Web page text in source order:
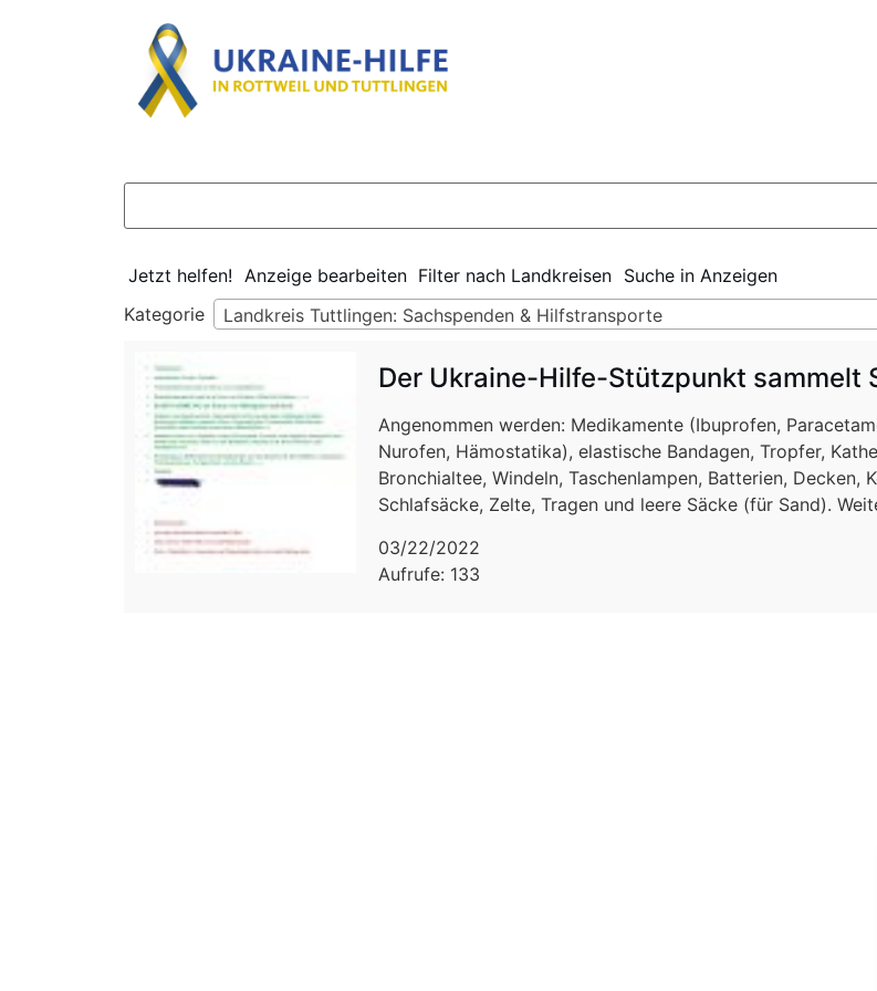
Jetzt helfen! Anzeige bearbeiten Filter nach Landkreisen Suche in Anzeigen
Kategorie
Landkreis Tuttlingen: Sachspenden & Hilfstransporte
Der Ukraine-Hilfe-Stützpunkt sammelt
Angenommen werden: Medikamente (Ibuprofen,
Nurofen, Hämostatika), elastische Bandagen, Tropfer,
Bronchialtee, Windeln, Taschenlampen, Batterien, Decken,
Schlafsäcke, Zelte, Tragen und leere Säcke (für Sand).
03/22/2022
Aufrufe: 133